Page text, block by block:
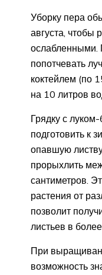
Уборку пера
августа, чтобы
ослабленными.
попотчевать
коктейлем (по
на 10 литров
Грядку с
подготовить к
опавшую
прорыхлить
сантиметров.
растения от
позволит
листьев в
При
возможность